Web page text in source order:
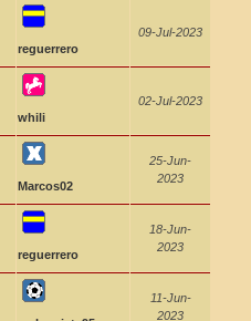
reguerrero
09-Jul-2023
whili
02-Jul-2023
Marcos02
25-Jun-
2023
reguerrero
18-Jun-
2023
11-Jun-
2023